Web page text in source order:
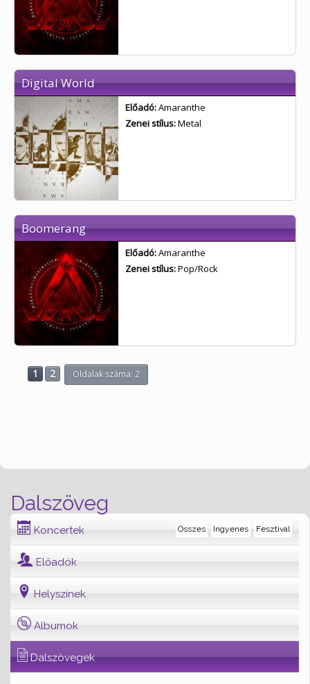
Dalszöveg
Koncertek Fesztivál
Ingyenes
Összes
Előadók
Helyszínek
Albumok
Dalszövegek
Digital World
Előadó:Amaranthe
Zenei stílus:Metal
Boomerang
Előadó:Amaranthe
Zenei stílus:Pop/Rock
1 2 Oldalak száma: 2